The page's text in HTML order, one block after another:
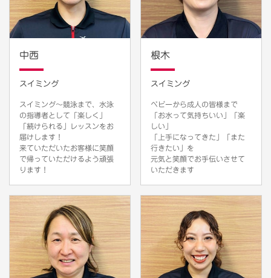
中西
スイミング
スイミング〜競泳まで、水泳
の指導者として「楽しく」
「続けられる」レッスンをお
届けします！
来ていただいたお客様に笑顔
で帰っていただけるよう頑張
ります！
根木
スイミング
ベビーから成人の皆様まで
「お水って気持ちいい」「楽
しい」
「上手になってきた」「また
行きたい」を
元気と笑顔でお手伝いさせて
いただきます